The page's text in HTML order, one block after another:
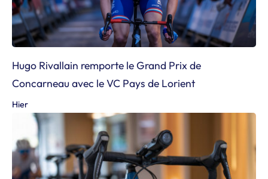
Hugo Rivallain remporte le Grand Prix de
Concarneau avec le VC Pays de Lorient
Hier